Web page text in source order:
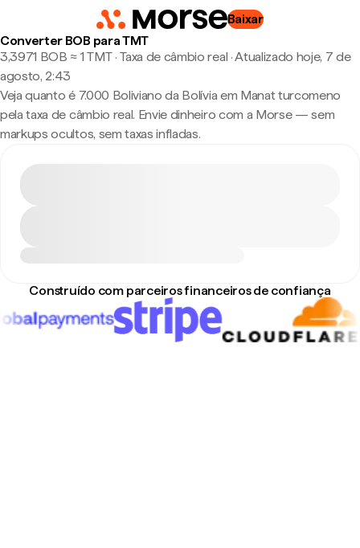
Baixar
Converter BOB para TMT
3,3971 BOB ≈ 1 TMT · Taxa de câmbio real ·Atualizado hoje, 7 de
agosto, 2:43
Veja quanto é 7.000 Boliviano da Bolívia em Manat turcomeno
pela taxa de câmbio real. Envie dinheiro com a Morse — sem
markups ocultos, sem taxas infladas.
Construído com parceiros financeiros de confiança